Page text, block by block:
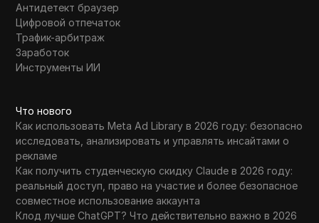
Антидетект браузер
Цифровой отпечаток
Трафик-арбитраж
Заработок
Инструменты ИИ
Что нового
Как использовать Meta Ad Library в 2026 году: безопасно
исследовать, анализировать и управлять инсайтами о
рекламе
Как получить студенческую скидку Claude в 2026 году:
реальный доступ, право на участие и более безопасное
совместное использование аккаунта
Клод лучше ChatGPT? Что действительно важно в 2026